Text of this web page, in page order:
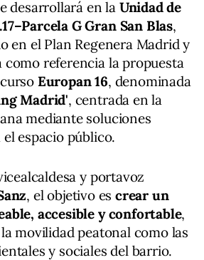
desarrollará en la Unidad de
G Gran San Blas,
en el Plan Regenera Madrid y
referencia la propuesta
Europan 16, denominada
Madrid', centrada en la
mediante soluciones
espacio público.
y portavoz
, el objetivo es crear un
accesible y confortable,
movilidad peatonal como las
y sociales del barrio.